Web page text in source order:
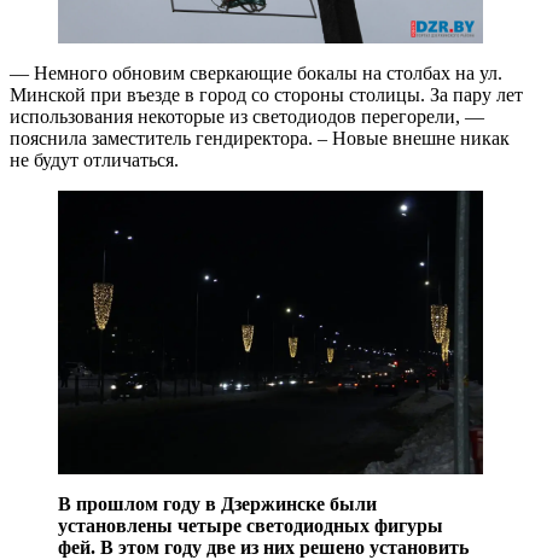
— Немного обновим сверкающие бокалы на столбах на ул.
Минской при въезде в город со стороны столицы. За пару лет
использования некоторые из светодиодов перегорели, —
пояснила заместитель гендиректора. – Новые внешне никак
не будут отличаться.
В прошлом году в Дзержинске были
установлены четыре светодиодных фигуры
фей. В этом году две из них решено установить